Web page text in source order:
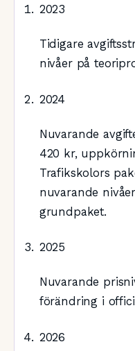
2023
Tidigare
nivåer på
2024
Nuvarande
420 kr,
Trafikskolors
nuvarande
grundpaket.
2025
Nuvarande
förändring i
2026